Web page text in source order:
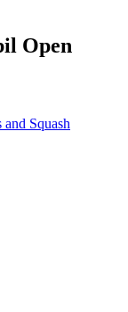
Open
Squash